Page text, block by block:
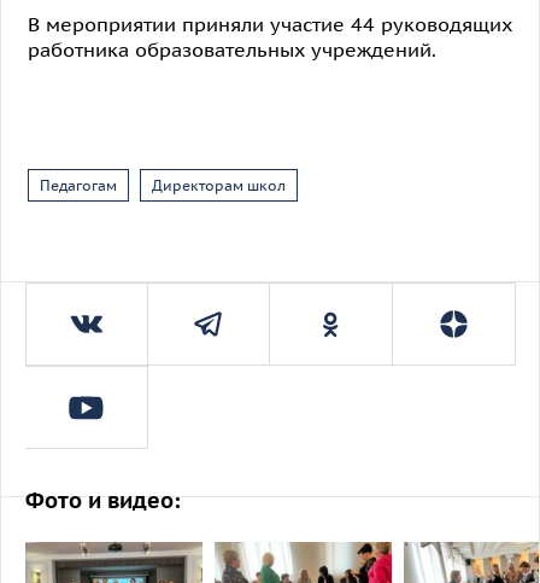
В мероприятии приняли участие 44 руководящих
работника образовательных учреждений.
Педагогам Директорам школ
Фото и видео: